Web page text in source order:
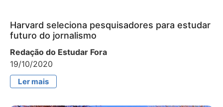
Harvard seleciona pesquisadores para estudar
futuro do jornalismo
Redação do Estudar Fora
19/10/2020
Ler mais